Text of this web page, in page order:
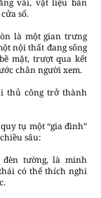
vải, vật liệu bán
sổ.
là một gian trưng
nội thất đang sống
mặt, trượt qua kết
chân người xem.
thủ công trở thành
tụ một “gia đình”
sâu:
tường, là minh
có thể thích nghi